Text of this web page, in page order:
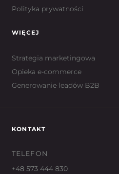
Polityka prywatności
WIĘCEJ
Strategia marketingowa
Opieka e-commerce
Generowanie leadów B2B
KONTAKT
TELEFON
+48 573 444 830